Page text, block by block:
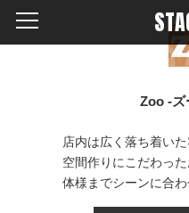
Zoo -ズ
店内は広く落ち着い
空間作りにこだわっ
体様までシーンに合わ